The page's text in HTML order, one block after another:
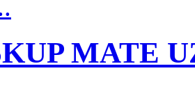
MATE